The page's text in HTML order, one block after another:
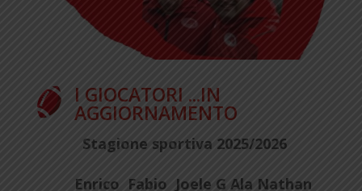
I GIOCATORI ...IN
AGGIORNAMENTO
Stagione sportiva 2025/2026
Enrico Fabio Joele G Ala Nathan